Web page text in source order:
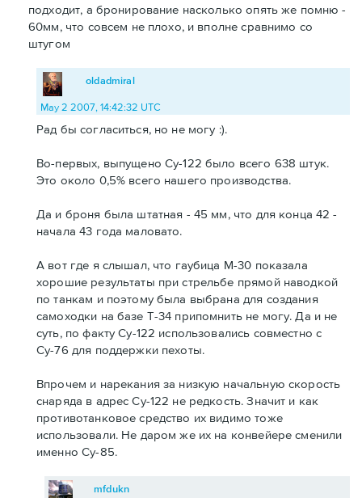
подходит, а бронирование насколько опять же помню -
60мм, что совсем не плохо, и вполне сравнимо со
штугом
oldadmiral
May 2 2007, 14:42:32 UTC
Рад бы согласиться, но не могу :).
Во-первых, выпущено Су-122 было всего 638 штук.
Это около 0,5% всего нашего производства.
Да и броня была штатная - 45 мм, что для конца 42 -
начала 43 года маловато.
А вот где я слышал, что гаубица М-30 показала
хорошие результаты при стрельбе прямой наводкой
по танкам и поэтому была выбрана для создания
самоходки на базе Т-34 припомнить не могу. Да и не
суть, по факту Су-122 использовались совместно с
Су-76 для поддержки пехоты.
Впрочем и нарекания за низкую начальную скорость
снаряда в адрес Су-122 не редкость. Значит и как
противотанковое средство их видимо тоже
использовали. Не даром же их на конвейере сменили
именно Су-85.
mfdukn